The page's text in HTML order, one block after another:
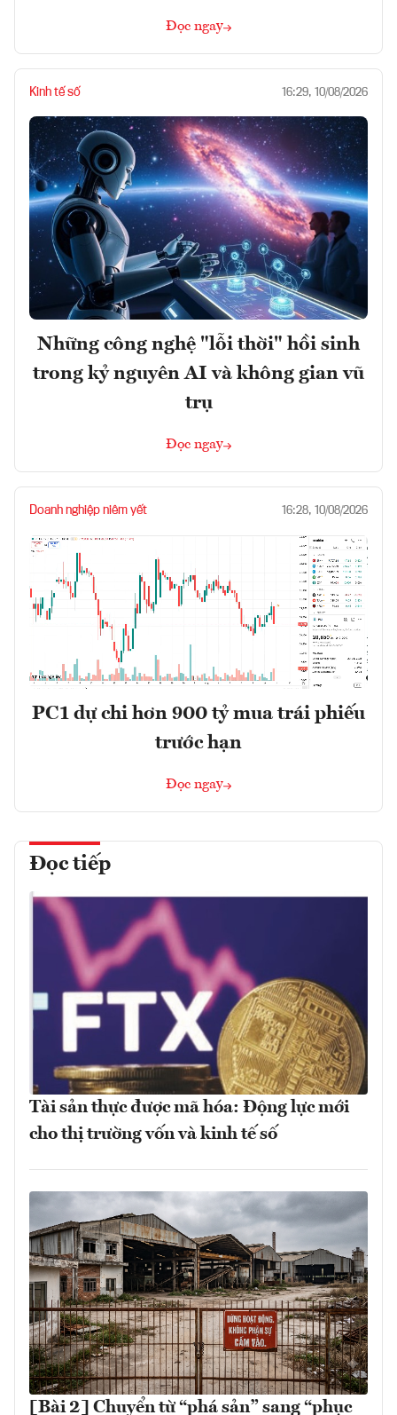
Đọc ngay
Kinh tế số 16:29, 10/08/2026
Những công nghệ "lỗi thời" hồi sinh
trong kỷ nguyên AI và không gian vũ
trụ
Đọc ngay
Doanh nghiệp niêm yết 16:28, 10/08/2026
PC1 dự chi hơn 900 tỷ mua trái phiếu
trước hạn
Đọc ngay
Đọc tiếp
Tài sản thực được mã hóa: Động lực mới
cho thị trường vốn và kinh tế số
[Bài 2] Chuyển từ “phá sản” sang “phục